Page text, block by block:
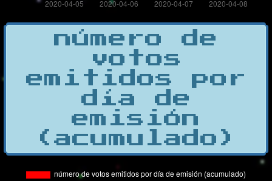
número de
votos
emitidos por
día de
emisión
(acumulado)